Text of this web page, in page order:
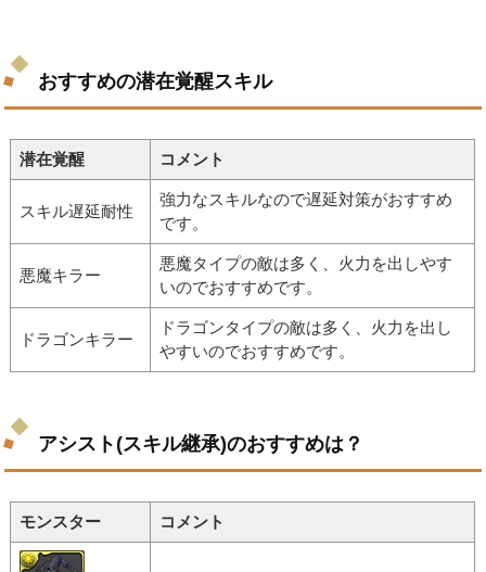
おすすめの潜在覚醒スキル
潜在覚醒 コメント
スキル遅延耐性
強力なスキルなので遅延対策がおすすめ
です。
悪魔キラー
悪魔タイプの敵は多く、火力を出しやす
いのでおすすめです。
ドラゴンキラー
ドラゴンタイプの敵は多く、火力を出し
やすいのでおすすめです。
アシスト(スキル継承)のおすすめは？
モンスター コメント